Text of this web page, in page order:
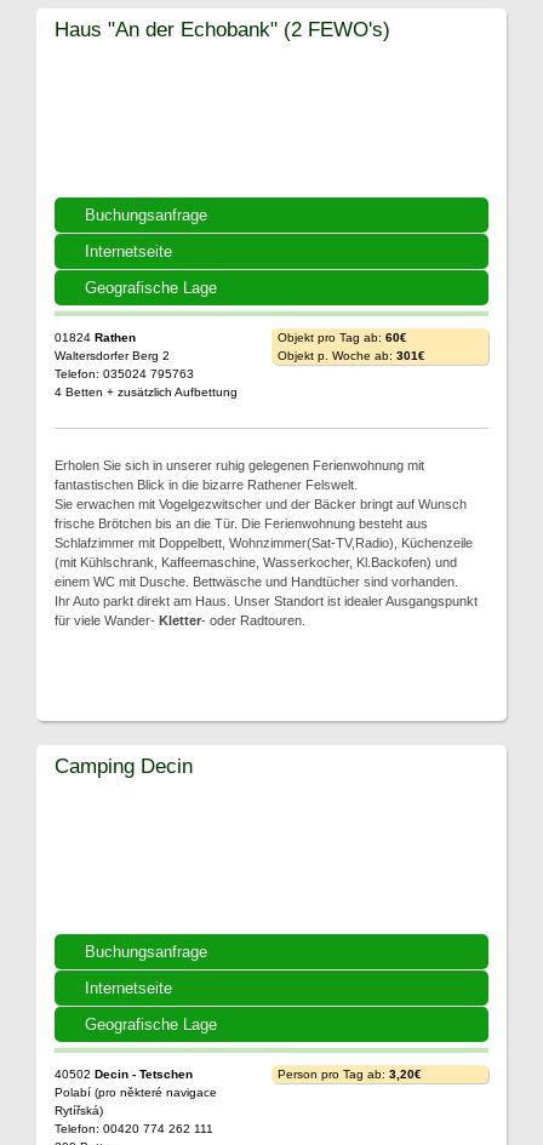
Buchungsanfrage
Internetseite
Geografische Lage
Haus "An der Echobank" (2 FEWO's)
01824 Rathen
Waltersdorfer Berg 2
Telefon: 035024 795763
4 Betten + zusätzlich Aufbettung
Objekt pro Tag ab: 60€
Objekt p. Woche ab: 301€
Erholen Sie sich in unserer ruhig gelegenen Ferienwohnung mit
fantastischen Blick in die bizarre Rathener Felswelt.
Sie erwachen mit Vogelgezwitscher und der Bäcker bringt auf Wunsch
frische Brötchen bis an die Tür. Die Ferienwohnung besteht aus
Schlafzimmer mit Doppelbett, Wohnzimmer(Sat-TV,Radio), Küchenzeile
(mit Kühlschrank, Kaffeemaschine, Wasserkocher, Kl.Backofen) und
einem WC mit Dusche. Bettwäsche und Handtücher sind vorhanden.
Ihr Auto parkt direkt am Haus. Unser Standort ist idealer Ausgangspunkt
für viele Wander- Kletter- oder Radtouren.
Buchungsanfrage
Internetseite
Geografische Lage
Camping Decin
40502 Decin - Tetschen
Polabí (pro některé navigace
Rytířská)
Telefon: 00420 774 262 111
Person pro Tag ab: 3,20€